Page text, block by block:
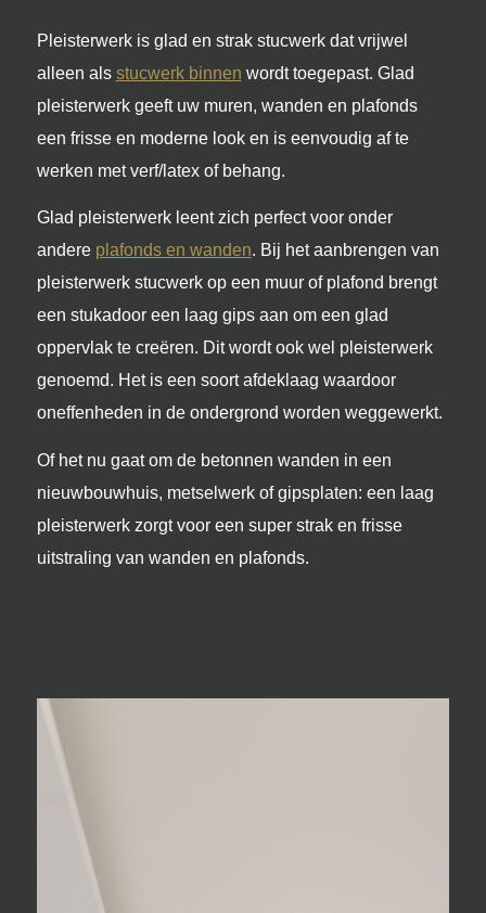
Pleisterwerk is glad en strak stucwerk dat vrijwel
alleen als stucwerk binnen wordt toegepast. Glad
pleisterwerk geeft uw muren, wanden en plafonds
een frisse en moderne look en is eenvoudig af te
werken met verf/latex of behang.
Glad pleisterwerk leent zich perfect voor onder
andere plafonds en wanden. Bij het aanbrengen van
pleisterwerk stucwerk op een muur of plafond brengt
een stukadoor een laag gips aan om een glad
oppervlak te creëren. Dit wordt ook wel pleisterwerk
genoemd. Het is een soort afdeklaag waardoor
oneffenheden in de ondergrond worden weggewerkt.
Of het nu gaat om de betonnen wanden in een
nieuwbouwhuis, metselwerk of gipsplaten: een laag
pleisterwerk zorgt voor een super strak en frisse
uitstraling van wanden en plafonds.